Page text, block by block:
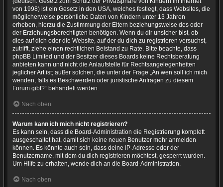
von 1998) ist ein Gesetz in den USA, welches festlegt, dass Websites, die
möglicherweise persönliche Daten von Kindern unter 13 Jahren
erheben, hierzu die Zustimmung der Eltern beziehungsweise des oder
der Erziehungsberechtigten benötigen. Wenn du dir unsicher bist, ob
dies auf dich oder die Website, auf der du dich zu registrieren versuchst,
zutrifft, ziehe einen rechtlichen Beistand zu Rate. Bitte beachte, dass
phpBB Limited und der Besitzer dieses Boards keine Rechtsberatung
anbieten kann und nicht die Anlaufstelle für Rechtsangelegenheiten
jeglicher Art ist; außer solchen, die unter der Frage „An wen soll ich mich
wenden, falls es Beschwerden oder juristische Anfragen zu diesem
Forum gibt?“ behandelt werden.
Nach oben
Warum kann ich mich nicht registrieren?
Es kann sein, dass die Board-Administration die Registrierung komplett
ausgeschaltet hat, damit sich keine neuen Benutzer mehr anmelden
können. Es könnte auch sein, dass deine IP-Adresse oder der
Benutzername, mit dem du dich registrieren möchtest, gesperrt wurden.
Um Hilfe zu erhalten, wende dich an die Board-Administration.
Nach oben